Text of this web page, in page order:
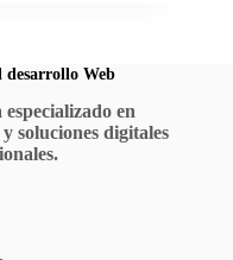
desarrollo Web
en
soluciones digitales